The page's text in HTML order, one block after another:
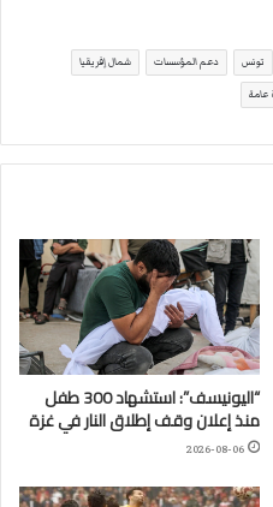
تونس دعم المؤسسات شمال إفريقيا
عامة
“اليونيسف”: استشهاد 300 طفل
منذ إعلان وقف إطلاق النار في غزة
2026-08-06